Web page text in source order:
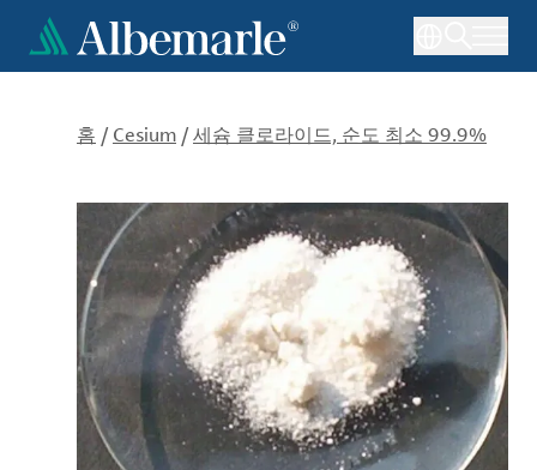
콘
홈 / Cesium /세슘 클로라이드, 순도 최소 99.9%